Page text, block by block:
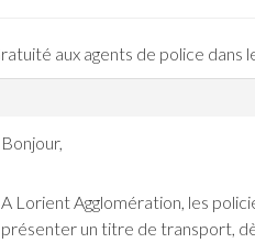
aux agents de police dans
Bonjour,
A Lorient Agglomération, les
présenter un titre de transport,